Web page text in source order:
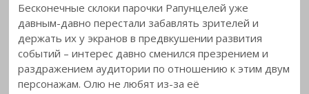
Бесконечные склоки парочки Рапунцелей уже
давным-давно перестали забавлять зрителей и
держать их у экранов в предвкушении развития
событий – интерес давно сменился презрением и
раздражением аудитории по отношению к этим двум
персонажам.Олю не любят из-за её